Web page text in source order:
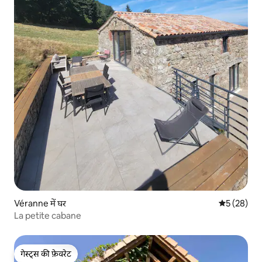
Véranne में घर औसत रेटिंग
5 (28)
La petite cabane
गेस्ट्स की फ़ेवरेट